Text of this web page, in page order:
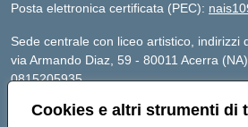
Cookies e altri strumenti di
Posta elettronica certificata (PEC):
Sede centrale con liceo artistico, indirizzi
via Armando Diaz, 59 - 80011 Acerra
0815205935
via T. Campanella, 80011 Acerra (NA),